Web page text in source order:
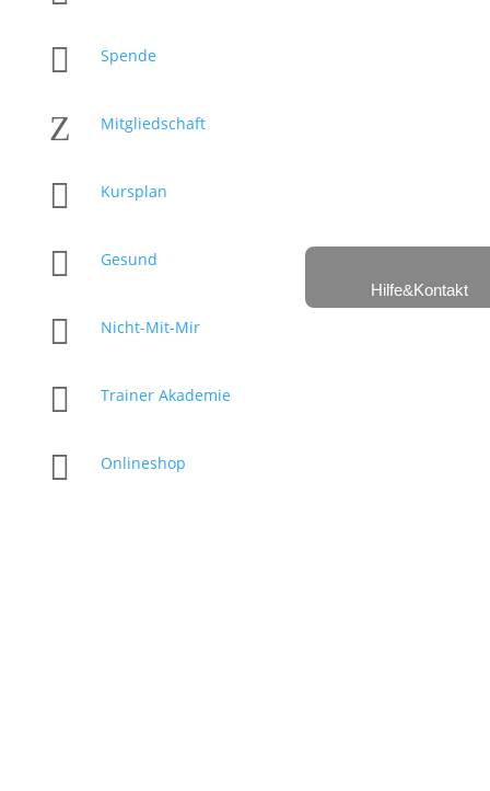

Spende
Z Mitgliedschaft
 Kursplan
 Gesund
 Nicht-Mit-Mir
 Trainer Akademie
 Onlineshop
Hilfe&Kontakt